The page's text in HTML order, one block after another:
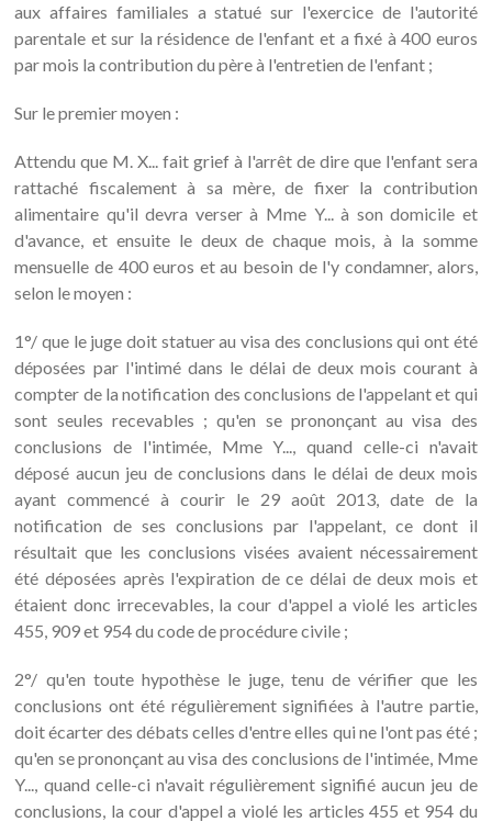
aux affaires familiales a statué sur l'exercice de l'autorité
parentale et sur la résidence de l'enfant et a fixé à 400 euros
par mois la contribution du père à l'entretien de l'enfant ;
Sur le premier moyen :
Attendu que M. X... fait grief à l'arrêt de dire que l'enfant sera
rattaché fiscalement à sa mère, de fixer la contribution
alimentaire qu'il devra verser à Mme Y... à son domicile et
d'avance, et ensuite le deux de chaque mois, à la somme
mensuelle de 400 euros et au besoin de l'y condamner, alors,
selon le moyen :
1°/ que le juge doit statuer au visa des conclusions qui ont été
déposées par l'intimé dans le délai de deux mois courant à
compter de la notification des conclusions de l'appelant et qui
sont seules recevables ; qu'en se prononçant au visa des
conclusions de l'intimée, Mme Y..., quand celle-ci n'avait
déposé aucun jeu de conclusions dans le délai de deux mois
ayant commencé à courir le 29 août 2013, date de la
notification de ses conclusions par l'appelant, ce dont il
résultait que les conclusions visées avaient nécessairement
été déposées après l'expiration de ce délai de deux mois et
étaient donc irrecevables, la cour d'appel a violé les articles
455, 909 et 954 du code de procédure civile ;
2°/ qu'en toute hypothèse le juge, tenu de vérifier que les
conclusions ont été régulièrement signifiées à l'autre partie,
doit écarter des débats celles d'entre elles qui ne l'ont pas été ;
qu'en se prononçant au visa des conclusions de l'intimée, Mme
Y..., quand celle-ci n'avait régulièrement signifié aucun jeu de
conclusions, la cour d'appel a violé les articles 455 et 954 du